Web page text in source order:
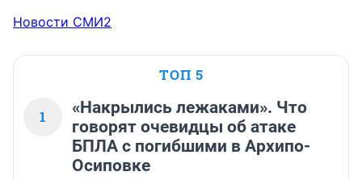
Новости СМИ2
ТОП 5
1
«Накрылись лежаками». Что
говорят очевидцы об атаке
БПЛА с погибшими в Архипо-
Осиповке